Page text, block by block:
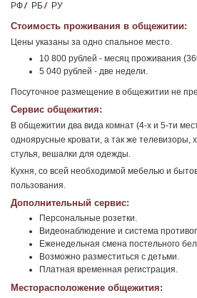
РФ/ РБ/ РУ
Стоимость проживания в общежитии:
Цены указаны за одно спальное место.
10 800 рублей - месяц проживания
5 040 рублей - две недели.
Посуточное размещение в общежитии не
Сервис общежития:
В общежитии два вида комнат (4-х и 5-ти
одноярусные кровати, а так же телевизоры,
стулья, вешалки для одежды.
Кухня, со всей необходимой мебелью и
пользования.
Дополнительный сервис:
Персональные розетки.
Видеонаблюдение и система
Еженедельная смена постельного
Возможно разместиться с детьми.
Платная временная регистрация.
Месторасположение общежития: